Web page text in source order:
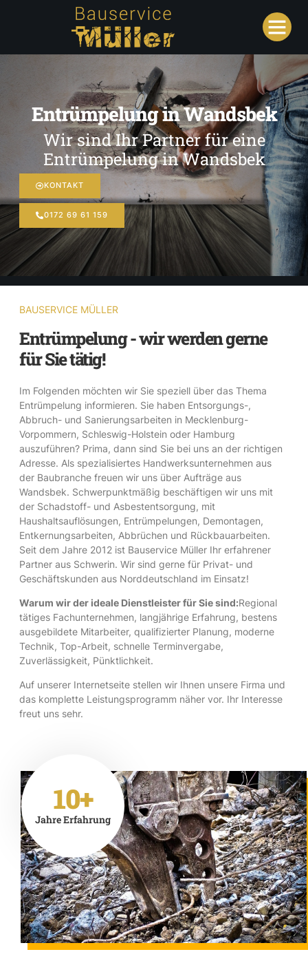
Entrümpelung in Wandsbek
Wir sind Ihr Partner für eine
Entrümpelung in Wandsbek
KONTAKT
0172 69 61 159
BAUSERVICE MÜLLER
Entrümpelung - wir werden gerne
für Sie tätig!
Im Folgenden möchten wir Sie speziell über das Thema
Entrümpelung informieren. Sie haben Entsorgungs-,
Abbruch- und Sanierungsarbeiten in Mecklenburg-
Vorpommern, Schleswig-Holstein oder Hamburg
auszuführen? Prima, dann sind Sie bei uns an der richtigen
Adresse. Als spezialisiertes Handwerksunternehmen aus
der Baubranche freuen wir uns über Aufträge aus
Wandsbek. Schwerpunktmäßig beschäftigen wir uns mit
der Schadstoff- und Asbestentsorgung, mit
Haushaltsauflösungen, Entrümpelungen, Demontagen,
Entkernungsarbeiten, Abbrüchen und Rückbauarbeiten.
Seit dem Jahre 2012 ist Bauservice Müller Ihr erfahrener
Partner aus Schwerin. Wir sind gerne für Privat- und
Geschäftskunden aus Norddeutschland im Einsatz!
Warum wir der ideale Dienstleister für Sie sind:Regional
tätiges Fachunternehmen, langjährige Erfahrung, bestens
ausgebildete Mitarbeiter, qualifizierter Planung, moderne
Technik, Top-Arbeit, schnelle Terminvergabe,
Zuverlässigkeit, Pünktlichkeit.
Auf unserer Internetseite stellen wir Ihnen unsere Firma und
das komplette Leistungsprogramm näher vor. Ihr Interesse
freut uns sehr.
10+
Jahre Erfahrung